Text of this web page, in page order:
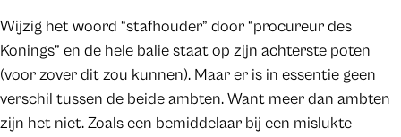
Wijzig het woord “stafhouder” door “procureur des
Konings” en de hele balie staat op zijn achterste poten
(voor zover dit zou kunnen). Maar er is in essentie geen
verschil tussen de beide ambten. Want meer dan ambten
zijn het niet. Zoals een bemiddelaar bij een mislukte